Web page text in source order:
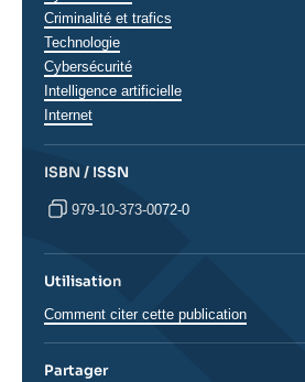
Criminalité et trafics
Technologie
Cybersécurité
Intelligence artificielle
Internet
ISBN / ISSN
979-10-373-0072-0
Utilisation
Comment citer cette publication
Partager